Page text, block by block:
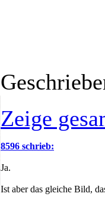
Zeige
8596 schrieb:
Ja.
Ist aber das gleiche Bild,